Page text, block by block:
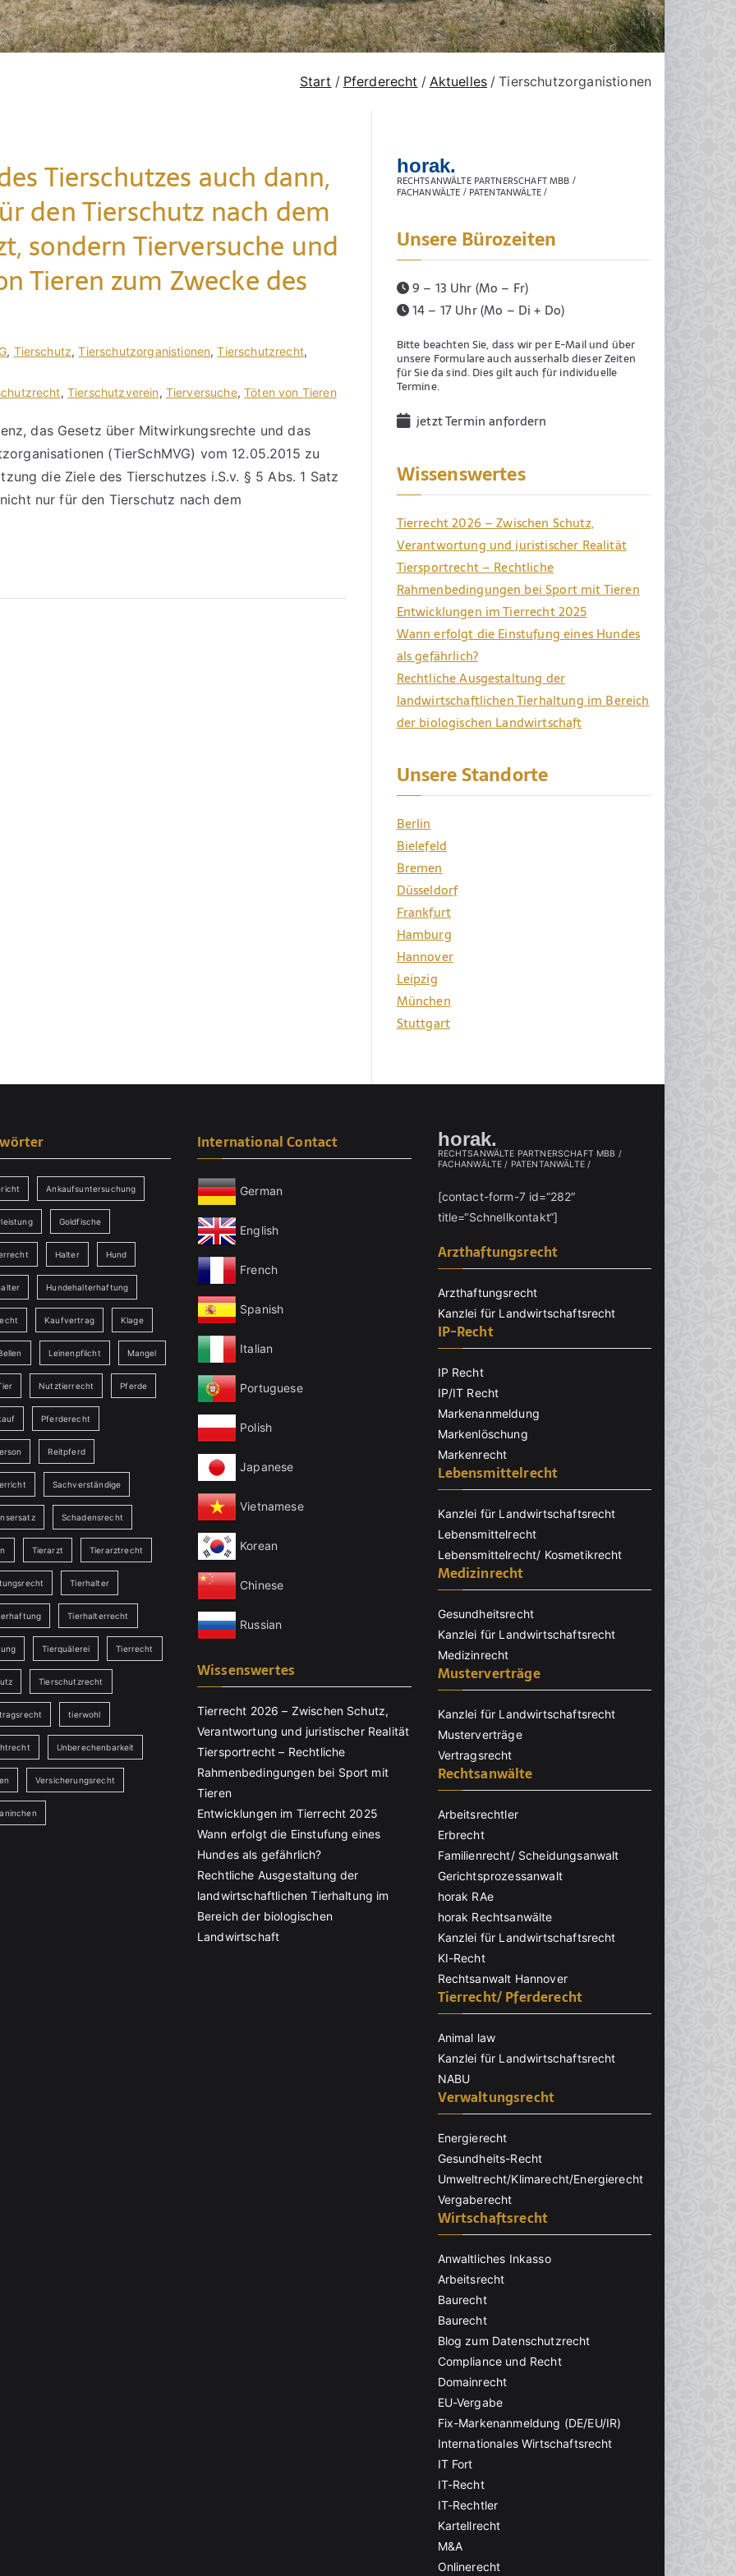
Start Pferderecht Aktuelles Tierschutzorganistionen
Tierschutzes auch dann,
den Tierschutz nach dem
sondern Tierversuche und
Tieren zum Zwecke des
, Tierschutz,Tierschutzorganistionen,Tierschutzrecht,
, Tierschutzverein, Tierversuche,Töten von Tieren
das Gesetz über Mitwirkungsrechte und das
(TierSchMVG) vom 12.05.2015 zu
die Ziele des Tierschutzes i.S.v. § 5 Abs. 1 Satz
nur für den Tierschutz nach dem
horak.
RECHTSANWÄLTE PARTNERSCHAFT MBB /
FACHANWÄLTE / PATENTANWÄLTE /
Unsere Bürozeiten
9 – 13 Uhr (Mo – Fr)
14 – 17 Uhr (Mo – Di + Do)
Bitte beachten Sie, dass wir per E-Mail und über
unsere Formulare auch ausserhalb dieser Zeiten
für Sie da sind. Dies gilt auch für individuelle
Termine.
jetzt Termin anfordern
Wissenswertes
Tierrecht 2026 – Zwischen Schutz,
Verantwortung und juristischer Realität
Tiersportrecht – Rechtliche
Rahmenbedingungen bei Sport mit Tieren
Entwicklungen im Tierrecht 2025
Wann erfolgt die Einstufung eines Hundes
als gefährlich?
Rechtliche Ausgestaltung der
landwirtschaftlichen Tierhaltung im Bereich
der biologischen Landwirtschaft
Unsere Standorte
Berlin
Bielefeld
Bremen
Düsseldorf
Frankfurt
Hamburg
Hannover
Leipzig
München
Stuttgart
Ankaufsuntersuchung
Goldfische
Halter Hund
Hundehalterhaftung
Kaufvertrag Klage
Leinenpflicht Mangel
Nutztierrecht Pferde
Pferderecht
Reitpferd
Sachverständige
Schadensrecht
Tierarzt Tierarztrecht
Tierhalter
Tierhalterrecht
Tierquälerei Tierrecht
Tierschutzrecht
tierwohl
Unberechenbarkeit
Versicherungsrecht
International Contact
German
English
French
Spanish
Italian
Portuguese
Polish
Japanese
Vietnamese
Korean
Chinese
Russian
Wissenswertes
Tierrecht 2026 – Zwischen Schutz,
Verantwortung und juristischer Realität
Tiersportrecht – Rechtliche
Rahmenbedingungen bei Sport mit
Tieren
Entwicklungen im Tierrecht 2025
Wann erfolgt die Einstufung eines
Hundes als gefährlich?
Rechtliche Ausgestaltung der
landwirtschaftlichen Tierhaltung im
Bereich der biologischen
Landwirtschaft
horak.
RECHTSANWÄLTE PARTNERSCHAFT MBB /
FACHANWÄLTE / PATENTANWÄLTE /
[contact-form-7 id=“282″
title=“Schnellkontakt“]
Arzthaftungsrecht
Arzthaftungsrecht
Kanzlei für Landwirtschaftsrecht
IP-Recht
IP Recht
IP/IT Recht
Markenanmeldung
Markenlöschung
Markenrecht
Lebensmittelrecht
Kanzlei für Landwirtschaftsrecht
Lebensmittelrecht
Lebensmittelrecht/ Kosmetikrecht
Medizinrecht
Gesundheitsrecht
Kanzlei für Landwirtschaftsrecht
Medizinrecht
Musterverträge
Kanzlei für Landwirtschaftsrecht
Musterverträge
Vertragsrecht
Rechtsanwälte
Arbeitsrechtler
Erbrecht
Familienrecht/ Scheidungsanwalt
Gerichtsprozessanwalt
horak RAe
horak Rechtsanwälte
Kanzlei für Landwirtschaftsrecht
KI-Recht
Rechtsanwalt Hannover
Tierrecht/ Pferderecht
Animal law
Kanzlei für Landwirtschaftsrecht
NABU
Verwaltungsrecht
Energierecht
Gesundheits-Recht
Umweltrecht/Klimarecht/Energierecht
Vergaberecht
Wirtschaftsrecht
Anwaltliches Inkasso
Arbeitsrecht
Baurecht
Baurecht
Blog zum Datenschutzrecht
Compliance und Recht
Domainrecht
EU-Vergabe
Fix-Markenanmeldung (DE/EU/IR)
Internationales Wirtschaftsrecht
IT Fort
IT-Recht
IT-Rechtler
Kartellrecht
M&A
Onlinerecht